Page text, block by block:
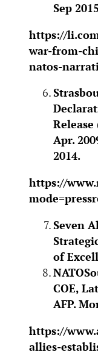
Sep
https://
war-from-
natos-
Release
Apr.
2014.
https://
Seven
of
COE,
AFP.
https://
allies-